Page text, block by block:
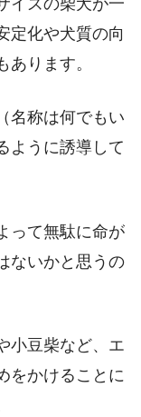
定化や犬質の向
ります。
名称は何でもい
ように誘導して
って無駄に命が
ないかと思うの
小豆柴など、エ
をかけることに